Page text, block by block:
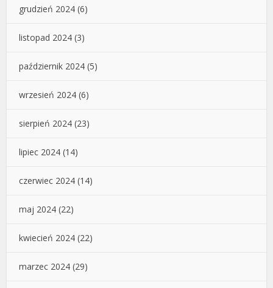
grudzień 2024 (6)
listopad 2024 (3)
październik 2024 (5)
wrzesień 2024 (6)
sierpień 2024 (23)
lipiec 2024 (14)
czerwiec 2024 (14)
maj 2024 (22)
kwiecień 2024 (22)
marzec 2024 (29)